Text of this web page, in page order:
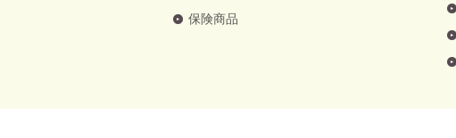
保険商品